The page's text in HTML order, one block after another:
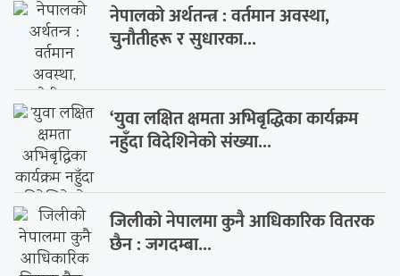
नेपालको अर्थतन्त्र : वर्तमान अवस्था,
चुनौतीहरू र सुधारका...
‘युवा लक्षित क्षमता अभिबृद्धिका कार्यक्रम
नहुँदा विदेशिनेको संख्या...
जिलीको नेपालमा कुनै आधिकारिक वितरक
छैन : जगदम्बा...